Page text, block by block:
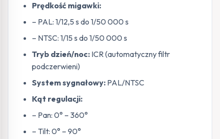
Prędkość migawki:
– PAL: 1/12,5 s do 1/50 000 s
– NTSC: 1/15 s do 1/50 000 s
Tryb dzień/noc: ICR (automatyczny filtr
podczerwieni)
System sygnałowy: PAL/NTSC
Kąt regulacji:
– Pan: 0° – 360°
– Tilt: 0° – 90°